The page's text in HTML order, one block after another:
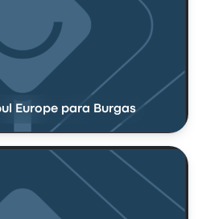
Europe para Burgas